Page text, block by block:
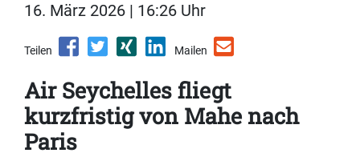
16. März 2026 | 16:26 Uhr
Teilen Mailen
Air Seychelles fliegt
kurzfristig von Mahe nach
Paris